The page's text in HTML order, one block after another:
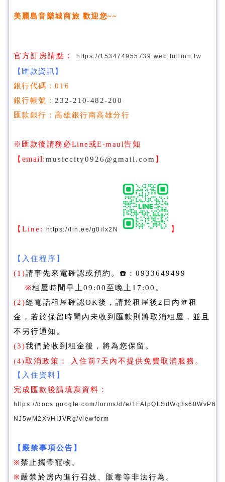
美麗島音樂城商旅 歡迎您~~
官方訂房請點： https://153474955739.web.fullinn.tw
【匯款資訊】
銀行代碼：016
銀行帳號： 232-210-482-200
匯款銀行：高雄銀行南高雄分行
※匯款後請務必Line或E-maul告知
【 email:musiccity0926@gmail.com 】
【Line: https://lin.ee/g0ilx2N 】
【入住程序】
(1)請事先來電確認或預約。☎️：0933649499
※租屋時間早上09:00至晚上17:00。
(2)經電話租屋確認OK後，請於租屋後2日內匯租
金，若於保留時間內未收到匯款則將取消租屋，並且
不另行通知。
(3)我們於收到租金後，將為您保留。
(4)取消政策： 入住前7天內不提供免費取消服務。
【入住資料】
完成匯款後請填寫資料：
https://docs.google.com/forms/d/e/
NJ5wM2XvHIJVRg/viewform
【嚴禁事項公告】
※禁止攜帶寵物。
※嚴禁於房內進行召妓、販毒等非法行為。